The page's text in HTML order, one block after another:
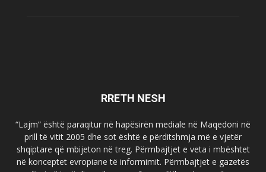
RRETH NESH
“Lajm” është paraqitur në hapësirën mediale në Maqedoni në
prill të vitit 2005 dhe sot është e përditshmja më e vjetër
shqiptare që mbijeton në treg. Përmbajtjet e veta i mbështet
në konceptet evropiane të informimit. Përmbajtjet e gazetës